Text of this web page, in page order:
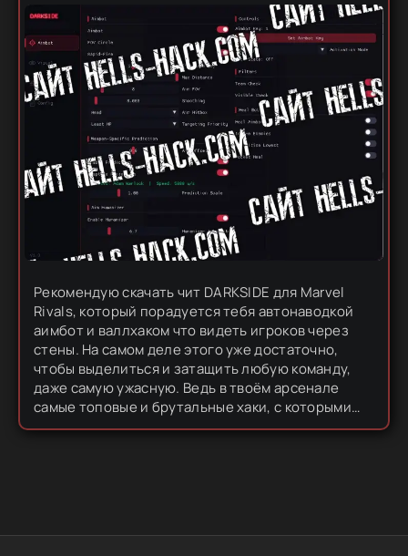
Рекомендую скачать чит DARKSIDE для Marvel
Rivals, который порадуется тебя автонаводкой
аимбот и валлхаком что видеть игроков через
стены. На самом деле этого уже достаточно,
чтобы выделиться и затащить любую команду,
даже самую ужасную. Ведь в твоём арсенале
самые топовые и брутальные хаки, с которыми
играть намного легче и профитнее. Помимо